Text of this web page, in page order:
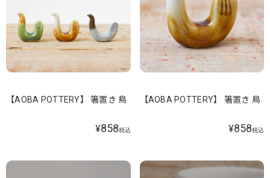
【AOBA POTTERY】 箸置き 鳥
¥858税込
【AOBA POTTERY】 箸置き 鳥
¥858税込